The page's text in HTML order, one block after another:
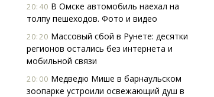
20:40 В Омске автомобиль наехал на
толпу пешеходов. Фото и видео
20:20 Массовый сбой в Рунете: десятки
регионов остались без интернета и
мобильной связи
20:00 Медведю Мише в барнаульском
зоопарке устроили освежающий душ в